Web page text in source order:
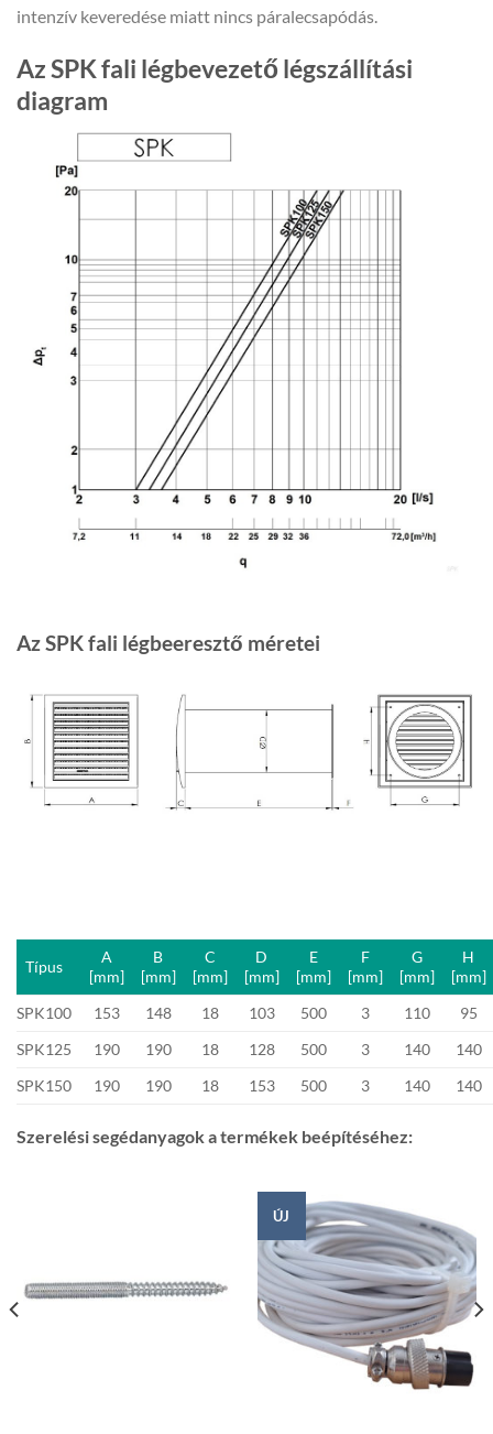
intenzív keveredése miatt nincs páralecsapódás.
Az SPK fali légbevezető légszállítási
diagram
Az SPK fali légbeeresztő méretei
SPK100 153 148 18 103 500 3 110
95
SPK125
190 190 18 128 500 3 140
140
SPK150
190 190 18 153 500 3 140 140
Típus
A
[mm]
B
[mm]
C
[mm]
D
[mm]
E
[mm]
F
[mm]
G
[mm]
H
[mm]
Szerelési segédanyagok a termékek beépítéséhez:
ÚJ